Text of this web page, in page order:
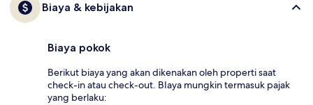
Biaya & kebijakan
Biaya pokok
Berikut biaya yang akan dikenakan oleh properti saat
check-in atau check-out. BIaya mungkin termasuk pajak
yang berlaku: